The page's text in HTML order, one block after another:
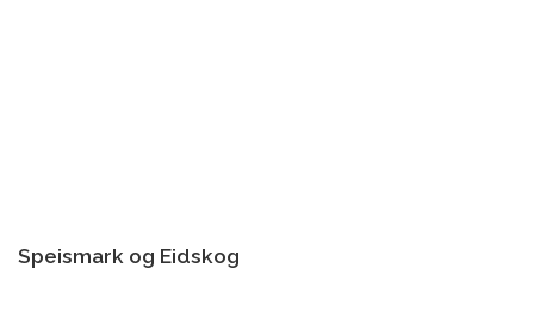
Speismark og Eidskog